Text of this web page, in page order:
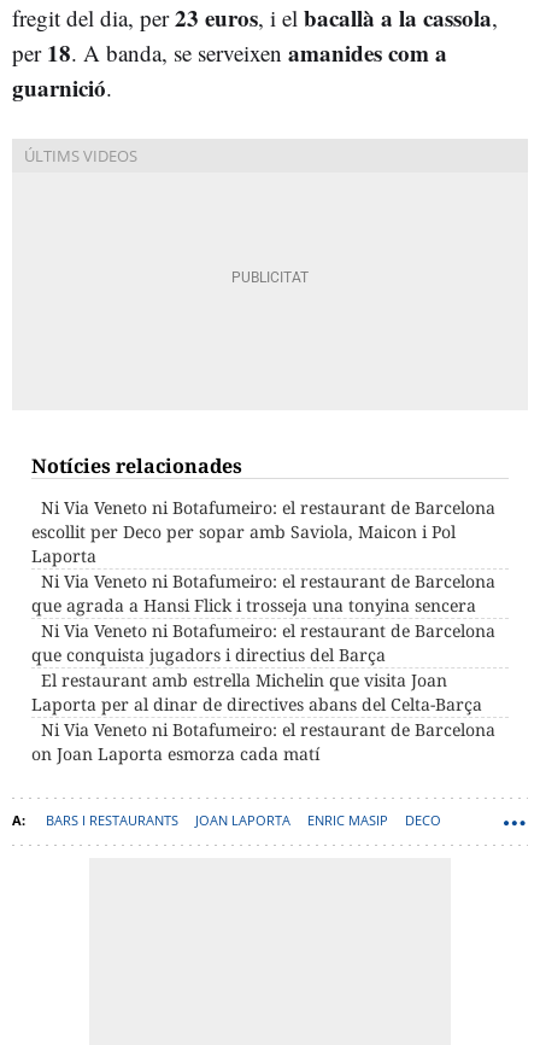
fregit del dia, per23 euros, i el bacallà a la cassola,
per 18. A banda, se serveixen amanides com a
guarnició.
Notícies relacionades
Ni Via Veneto ni Botafumeiro: el restaurant de Barcelona
escollit per Deco per sopar amb Saviola, Maicon i Pol
Laporta
Ni Via Veneto ni Botafumeiro: el restaurant de Barcelona
que agrada a Hansi Flick i trosseja una tonyina sencera
Ni Via Veneto ni Botafumeiro: el restaurant de Barcelona
que conquista jugadors i directius del Barça
El restaurant amb estrella Michelin que visita Joan
Laporta per al dinar de directives abans del Celta-Barça
Ni Via Veneto ni Botafumeiro: el restaurant de Barcelona
on Joan Laporta esmorza cada matí
BARS I RESTAURANTS JOAN LAPORTA ENRIC MASIP DECO